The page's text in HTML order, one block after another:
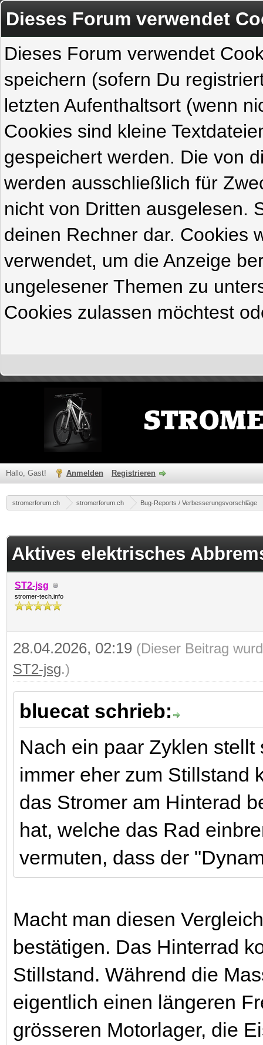
Dieses Forum verwendet
Dieses Forum verwendet
speichern (sofern Du
letzten Aufenthaltsort (wenn
Cookies sind kleine
gespeichert werden. Die von
werden ausschließlich für
nicht von Dritten ausgelesen.
deinen Rechner dar. Cookies
verwendet, um die Anzeige
ungelesener Themen zu
Cookies zulassen möchtest
Hallo, Gast! Anmelden Registrieren
stromerforum.ch stromerforum.ch Bug-Reports / Verbesserungsvorschläge
Aktives elektrisches
ST2-jsg
stromer-tech.info
28.04.2026, 02:19 (Dieser Beitrag
ST2-jsg.)
bluecat schrieb:
Nach ein paar Zyklen
immer eher zum Stillstand
das Stromer am Hinterad
hat, welche das Rad
vermuten, dass der
Macht man diesen
bestätigen. Das Hinterrad
Stillstand. Während die
eigentlich einen längeren
grösseren Motorlager, die